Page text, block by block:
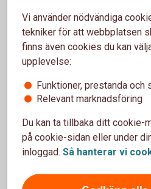
När du har en obetald e-
"e-fakturor att betala" på
Logga in och
e-faktura - mer
Vi använder nödvändiga
tekniker för att webbplatsen
finns även cookies du kan
upplevelse:
Funktioner, prestanda och
Relevant marknadsföring
Du kan ta tillbaka ditt cookie-
på cookie-sidan eller under
inloggad. Så hanterar vi